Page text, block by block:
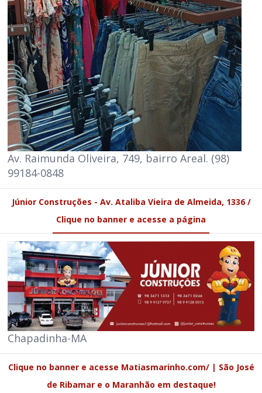
Av. Raimunda Oliveira, 749, bairro Areal. (98)
99184-0848
Júnior Construções - Av. Ataliba Vieira de Almeida, 1336 /
Clique no banner e acesse a página
Chapadinha-MA
Clique no banner e acesse Matiasmarinho.com/ | São José
de Ribamar e o Maranhão em destaque!